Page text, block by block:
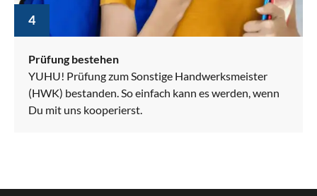
4
Prüfung bestehen
YUHU! Prüfung zum Sonstige Handwerksmeister
(HWK) bestanden. So einfach kann es werden, wenn
Du mit uns kooperierst.